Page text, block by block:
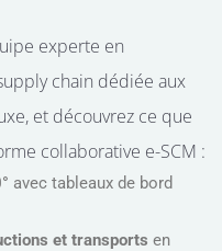
experte en
chain dédiée aux
et découvrez ce que
collaborative e-SCM :
avec tableaux de bord
et transports en